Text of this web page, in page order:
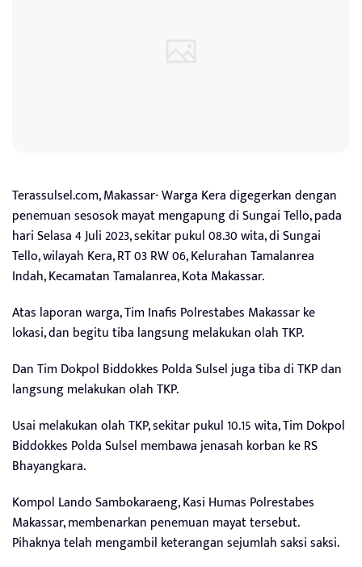
Terassulsel.com, Makassar- Warga Kera digegerkan dengan
penemuan sesosok mayat mengapung di Sungai Tello, pada
hari Selasa 4 Juli 2023, sekitar pukul 08.30 wita, di Sungai
Tello, wilayah Kera, RT 03 RW 06, Kelurahan Tamalanrea
Indah, Kecamatan Tamalanrea, Kota Makassar.
Atas laporan warga, Tim Inafis Polrestabes Makassar ke
lokasi, dan begitu tiba langsung melakukan olah TKP.
Dan Tim Dokpol Biddokkes Polda Sulsel juga tiba di TKP dan
langsung melakukan olah TKP.
Usai melakukan olah TKP, sekitar pukul 10.15 wita, Tim Dokpol
Biddokkes Polda Sulsel membawa jenasah korban ke RS
Bhayangkara.
Kompol Lando Sambokaraeng, Kasi Humas Polrestabes
Makassar, membenarkan penemuan mayat tersebut.
Pihaknya telah mengambil keterangan sejumlah saksi saksi.